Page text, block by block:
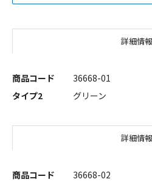
詳細情報
商品コード
36668-01
タイプ2
グリーン
詳細情報
商品コード
36668-02